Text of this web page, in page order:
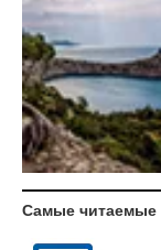
Самые читаемые